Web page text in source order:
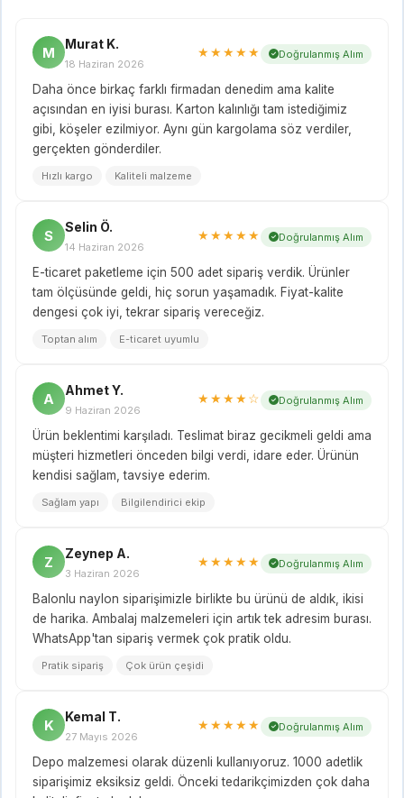
M
Murat K.
18 Haziran 2026
★★★★★ Doğrulanmış Alım
Daha önce birkaç farklı firmadan denedim ama kalite
açısından en iyisi burası. Karton kalınlığı tam istediğimiz
gibi, köşeler ezilmiyor. Aynı gün kargolama söz verdiler,
gerçekten gönderdiler.
Hızlı kargo Kaliteli malzeme
S
Selin Ö.
14 Haziran 2026
★★★★★ Doğrulanmış Alım
E-ticaret paketleme için 500 adet sipariş verdik. Ürünler
tam ölçüsünde geldi, hiç sorun yaşamadık. Fiyat-kalite
dengesi çok iyi, tekrar sipariş vereceğiz.
Toptan alım E-ticaret uyumlu
A
Ahmet Y.
9 Haziran 2026
★★★★☆ Doğrulanmış Alım
Ürün beklentimi karşıladı. Teslimat biraz gecikmeli geldi ama
müşteri hizmetleri önceden bilgi verdi, idare eder. Ürünün
kendisi sağlam, tavsiye ederim.
Sağlam yapı Bilgilendirici ekip
Z
Zeynep A.
3 Haziran 2026
★★★★★ Doğrulanmış Alım
Balonlu naylon siparişimizle birlikte bu ürünü de aldık, ikisi
de harika. Ambalaj malzemeleri için artık tek adresim burası.
WhatsApp'tan sipariş vermek çok pratik oldu.
Pratik sipariş Çok ürün çeşidi
K
Kemal T.
27 Mayıs 2026
★★★★★ Doğrulanmış Alım
Depo malzemesi olarak düzenli kullanıyoruz. 1000 adetlik
siparişimiz eksiksiz geldi. Önceki tedarikçimizden çok daha